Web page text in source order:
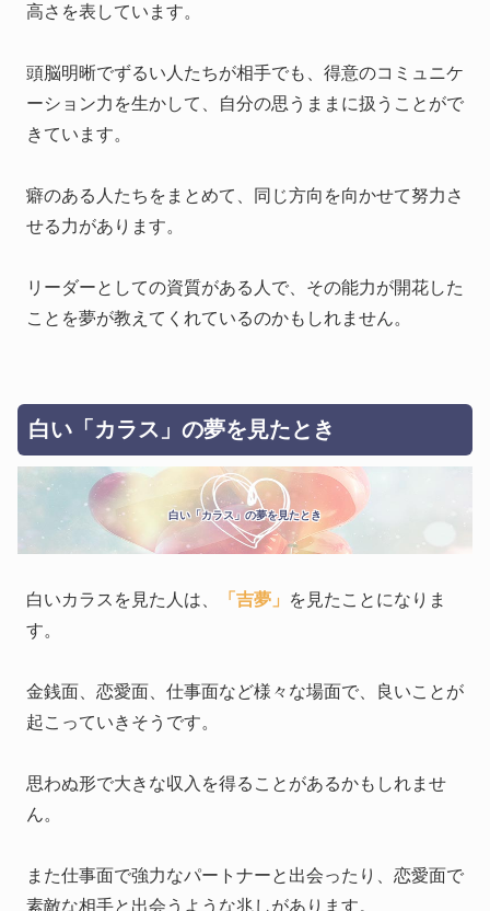
高さを表しています。
頭脳明晰でずるい人たちが相手でも、得意のコミュニケ
ーション力を生かして、自分の思うままに扱うことがで
きています。
癖のある人たちをまとめて、同じ方向を向かせて努力さ
せる力があります。
リーダーとしての資質がある人で、その能力が開花した
ことを夢が教えてくれているのかもしれません。
白い「カラス」の夢を見たとき
白い「カラス」の夢を見たとき
白いカラスを見た人は、 「吉夢」
を見たことになりま
す。
金銭面、恋愛面、仕事面など様々な場面で、良いことが
起こっていきそうです。
思わぬ形で大きな収入を得ることがあるかもしれませ
ん。
また仕事面で強力なパートナーと出会ったり、恋愛面で
素敵な相手と出会うような兆しがあります。